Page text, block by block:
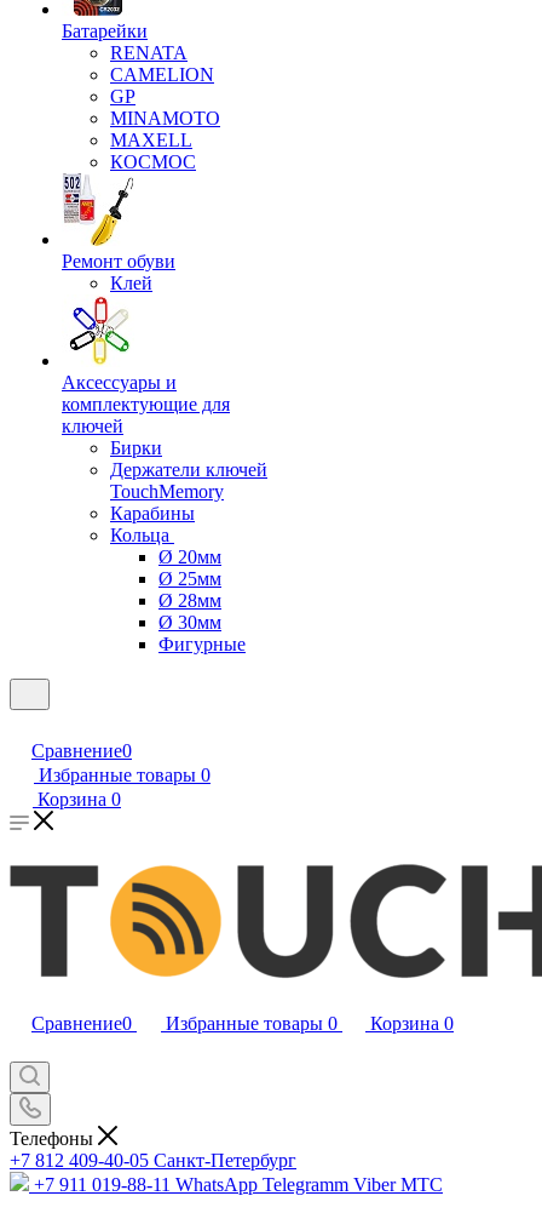
Батарейки
RENATA
CAMELION
GP
MINAMOTO
MAXELL
КОСМОС
Ремонт обуви
Клей
Аксессуары и
комплектующие для
ключей
Бирки
Держатели ключей
TouchMemory
Карабины
Кольца
Ø 20мм
Ø 25мм
Ø 28мм
Ø 30мм
Фигурные
Сравнение0
Избранные товары 0
Корзина 0
Сравнение0 Избранные товары 0 Корзина 0
Телефоны
+7 812 409-40-05 Санĸт-Петербург
+7 911 019-88-11 WhatsApp Telegramm Viber МТС